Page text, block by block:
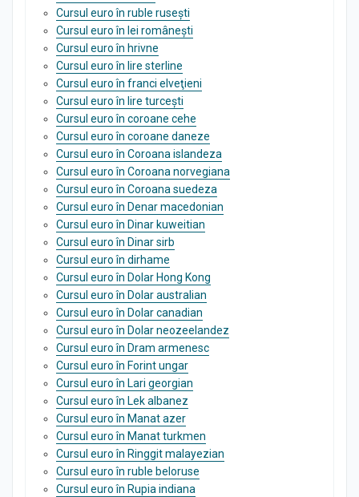
Cursul euro în ruble rusești
Cursul euro în lei românești
Cursul euro în hrivne
Cursul euro în lire sterline
Cursul euro în franci elveţieni
Cursul euro în lire turcești
Cursul euro în coroane cehe
Cursul euro în coroane daneze
Cursul euro în Coroana islandeza
Cursul euro în Coroana norvegiana
Cursul euro în Coroana suedeza
Cursul euro în Denar macedonian
Cursul euro în Dinar kuweitian
Cursul euro în Dinar sirb
Cursul euro în dirhame
Cursul euro în Dolar Hong Kong
Cursul euro în Dolar australian
Cursul euro în Dolar canadian
Cursul euro în Dolar neozeelandez
Cursul euro în Dram armenesc
Cursul euro în Forint ungar
Cursul euro în Lari georgian
Cursul euro în Lek albanez
Cursul euro în Manat azer
Cursul euro în Manat turkmen
Cursul euro în Ringgit malayezian
Cursul euro în ruble beloruse
Cursul euro în Rupia indiana